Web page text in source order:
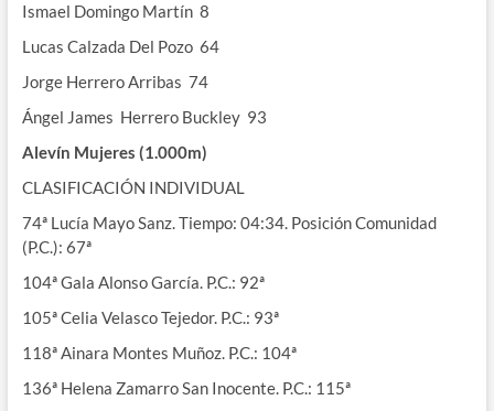
Ismael Domingo Martín 8
Lucas Calzada Del Pozo 64
Jorge Herrero Arribas 74
Ángel James Herrero Buckley 93
Alevín Mujeres (1.000m)
CLASIFICACIÓN INDIVIDUAL
74ª Lucía Mayo Sanz. Tiempo: 04:34. Posición Comunidad
(P.C.): 67ª
104ª Gala Alonso García. P.C.: 92ª
105ª Celia Velasco Tejedor. P.C.: 93ª
118ª Ainara Montes Muñoz. P.C.: 104ª
136ª Helena Zamarro San Inocente. P.C.: 115ª